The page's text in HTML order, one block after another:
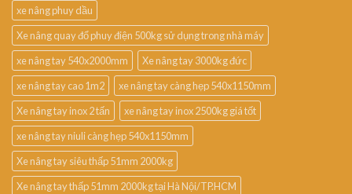
xe nâng phuy dầu
Xe nâng quay đổ phuy điện 500kg sử dụng trong nhà máy
xe nâng tay 540x2000mm
Xe nâng tay 3000kg đức
xe nâng tay cao 1m2
xe nâng tay càng hẹp 540x1150mm
Xe nâng tay inox 2 tấn
xe nâng tay inox 2500kg giá tốt
xe nâng tay niuli càng hẹp 540x1150mm
Xe nâng tay siêu thấp 51mm 2000kg
Xe nâng tay thấp 51mm 2000kg tại Hà Nội/TP.HCM